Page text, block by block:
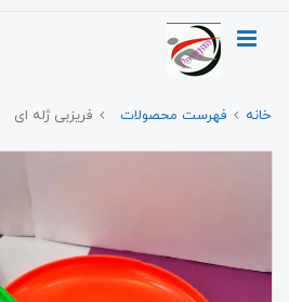
خانه فهرست محصولات فریزبی ژله ای